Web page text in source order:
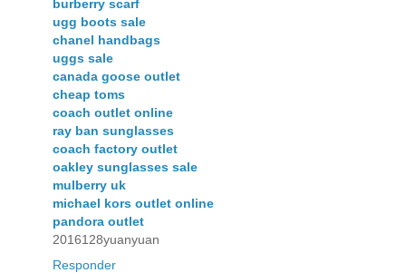
burberry scarf
ugg boots sale
chanel handbags
uggs sale
canada goose outlet
cheap toms
coach outlet online
ray ban sunglasses
coach factory outlet
oakley sunglasses sale
mulberry uk
michael kors outlet online
pandora outlet
2016128yuanyuan
Responder